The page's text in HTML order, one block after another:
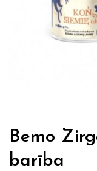
Bemo
barība